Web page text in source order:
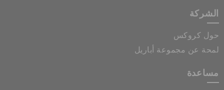
الشركة
حول كروكس
لمحة عن مجموعة أباريل
مساعدة